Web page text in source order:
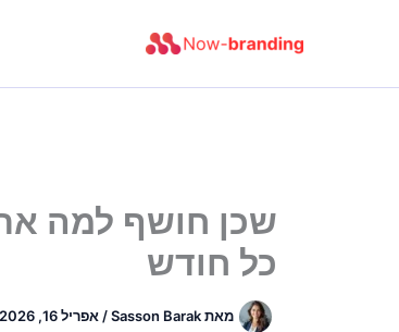
שכן חושף למה
כל חודש
מאתSasson Barak
/ אפריל 16, 2026